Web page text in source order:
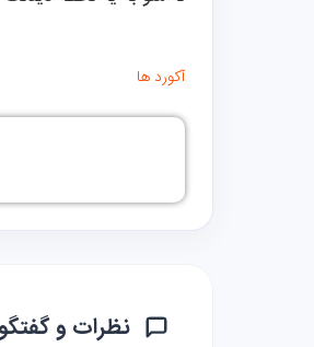
آکورد ها
نظرات و